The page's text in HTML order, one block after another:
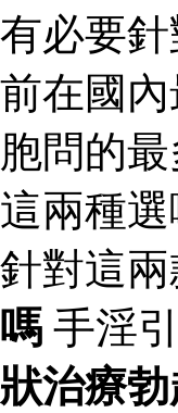
有必要
前在國
胞問的
這兩種
針對這
嗎 手淫
狀 治療